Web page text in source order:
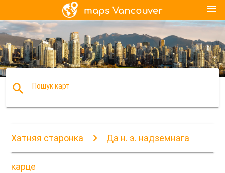
menu
search Пошук карт
Хатняя старонка Да н. э. надземнага
карце